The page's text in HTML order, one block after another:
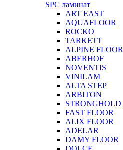
SPC ламинат
ART EAST
AQUAFLOOR
ROCKO
TARKETT
ALPINE FLOOR
ABERHOF
NOVENTIS
VINILAM
ALTA STEP
ARBITON
STRONGHOLD
FAST FLOOR
ALIX FLOOR
ADELAR
DAMY FLOOR
DOLCE